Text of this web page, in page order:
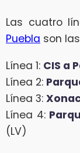
Las cuatro
Puebla son
Línea 1: CIS a
Línea 2:
Línea 3:
Línea 4:
(LV)